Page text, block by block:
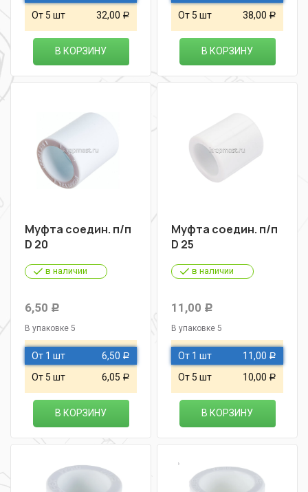
От 5 шт 32,00 Р
В КОРЗИНУ
От 5 шт 38,00 Р
В КОРЗИНУ
Муфта соедин. п/п
D 20
в наличии
6,50 Р
В упаковке 5
От 1 шт 6,50 Р
От 5 шт 6,05 Р
В КОРЗИНУ
Муфта соедин. п/п
D 25
в наличии
11,00 Р
В упаковке 5
От 1 шт 11,00 Р
От 5 шт 10,00 Р
В КОРЗИНУ